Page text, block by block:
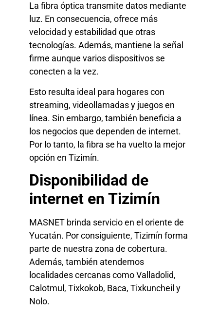
La fibra óptica transmite datos mediante
luz. En consecuencia, ofrece más
velocidad y estabilidad que otras
tecnologías. Además, mantiene la señal
firme aunque varios dispositivos se
conecten a la vez.
Esto resulta ideal para hogares con
streaming, videollamadas y juegos en
línea. Sin embargo, también beneficia a
los negocios que dependen de internet.
Por lo tanto, la fibra se ha vuelto la mejor
opción en Tizimín.
Disponibilidad de
internet en Tizimín
MASNET brinda servicio en el oriente de
Yucatán. Por consiguiente, Tizimín forma
parte de nuestra zona de cobertura.
Además, también atendemos
localidades cercanas como Valladolid,
Calotmul, Tixkokob, Baca, Tixkuncheil y
Nolo.